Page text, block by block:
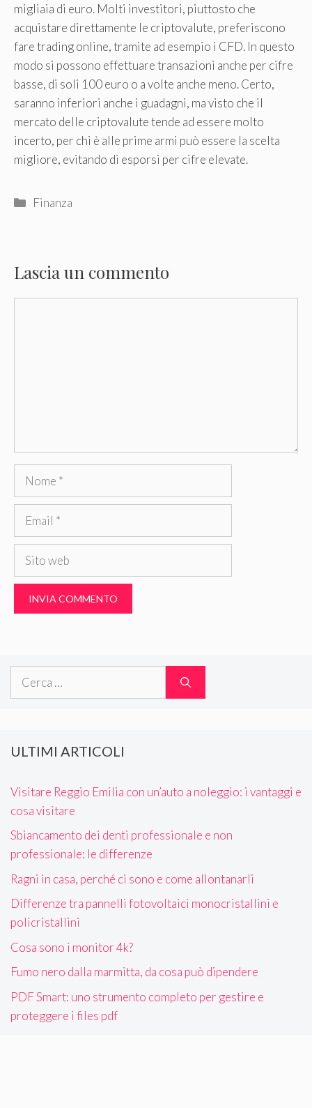
migliaia di euro. Molti investitori, piuttosto che
acquistare direttamente le criptovalute, preferiscono
fare trading online, tramite ad esempio i CFD. In questo
modo si possono effettuare transazioni anche per cifre
basse, di soli 100 euro o a volte anche meno. Certo,
saranno inferiori anche i guadagni, ma visto che il
mercato delle criptovalute tende ad essere molto
incerto, per chi è alle prime armi può essere la scelta
migliore, evitando di esporsi per cifre elevate.
Categorie
Finanza
Lascia un commento
Nome
Email
Sito
Ricerca
ULTIMI ARTICOLI
Visitare Reggio Emilia con un’auto a noleggio: i vantaggi e
cosa visitare
Sbiancamento dei denti professionale e non
professionale: le differenze
Ragni in casa, perché ci sono e come allontanarli
Differenze tra pannelli fotovoltaici monocristallini e
policristallini
Cosa sono i monitor 4k?
Fumo nero dalla marmitta, da cosa può dipendere
PDF Smart: uno strumento completo per gestire e
proteggere i files pdf